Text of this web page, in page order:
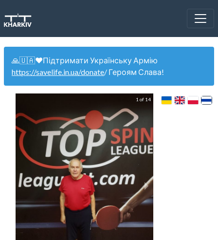
🙏🇺🇦❤️Підтримати Українську Армію
https://savelife.in.ua/donate/ Героям Слава!
1 of 14